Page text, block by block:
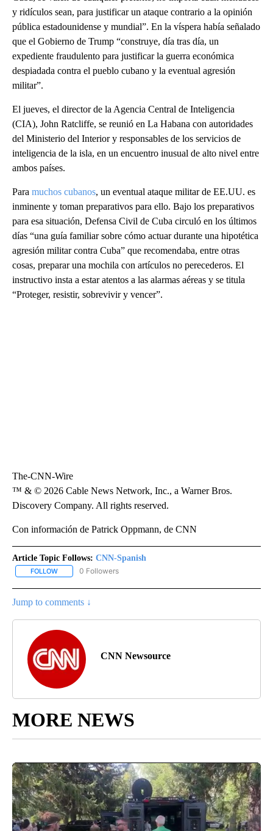
y ridículos sean, para justificar un ataque contrario a la opinión
pública estadounidense y mundial”. En la víspera había señalado
que el Gobierno de Trump “construye, día tras día, un
expediente fraudulento para justificar la guerra económica
despiadada contra el pueblo cubano y la eventual agresión
militar”.
El jueves, el director de la Agencia Central de Inteligencia
(CIA), John Ratcliffe, se reunió en La Habana con autoridades
del Ministerio del Interior y responsables de los servicios de
inteligencia de la isla, en un encuentro inusual de alto nivel entre
ambos países.
Para muchos cubanos, un eventual ataque militar de EE.UU. es
inminente y toman preparativos para ello. Bajo los preparativos
para esa situación, Defensa Civil de Cuba circuló en los últimos
días “una guía familiar sobre cómo actuar durante una hipotética
agresión militar contra Cuba” que recomendaba, entre otras
cosas, preparar una mochila con artículos no perecederos. El
instructivo insta a estar atentos a las alarmas aéreas y se titula
“Proteger, resistir, sobrevivir y vencer”.
The-CNN-Wire
™ & © 2026 Cable News Network, Inc., a Warner Bros.
Discovery Company. All rights reserved.
Con información de Patrick Oppmann, de CNN
Article Topic Follows: CNN-Spanish
FOLLOW FOLLOW "CNN-SPANISH" TO RECEIVE NOTIFICATIONS ABOUT
0 Followers
Jump to comments ↓
CNN Newsource
MORE NEWS